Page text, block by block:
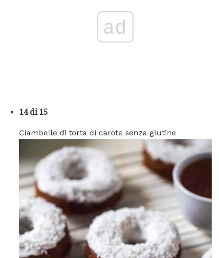
ad
14 di 15
Ciambelle di torta di carote senza glutine